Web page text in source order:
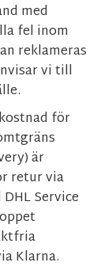
med
fel inom
reklameras
vi till
för
är
retur via
Service
Klarna.